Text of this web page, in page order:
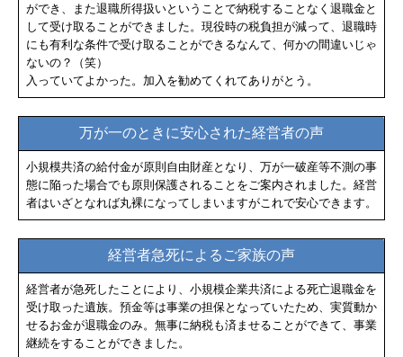
ができ、また退職所得扱いということで納税することなく退職金と
して受け取ることができました。現役時の税負担が減って、退職時
にも有利な条件で受け取ることができるなんて、何かの間違いじゃ
ないの？（笑）
入っていてよかった。加入を勧めてくれてありがとう。
万が一のときに安心された経営者の声
小規模共済の給付金が原則自由財産となり、万が一破産等不測の事
態に陥った場合でも原則保護されることをご案内されました。経営
者はいざとなれば丸裸になってしまいますがこれで安心できます。
経営者急死によるご家族の声
経営者が急死したことにより、小規模企業共済による死亡退職金を
受け取った遺族。預金等は事業の担保となっていたため、実質動か
せるお金が退職金のみ。無事に納税も済ませることができて、事業
継続をすることができました。